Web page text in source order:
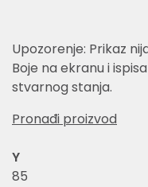
Upozorenje: Prikaz
Boje na ekranu i
stvarnog stanja.
Pronađi proizvod
Y
85